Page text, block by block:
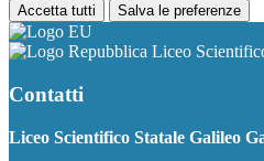
Accetta tutti Salva le preferenze
Liceo
Contatti
Liceo Scientifico Statale Galileo